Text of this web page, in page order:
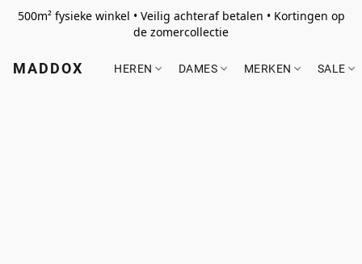
500m² fysieke winkel • Veilig achteraf betalen • Kortingen op
de zomercollectie
MADDOX HEREN DAMES MERKEN SALE